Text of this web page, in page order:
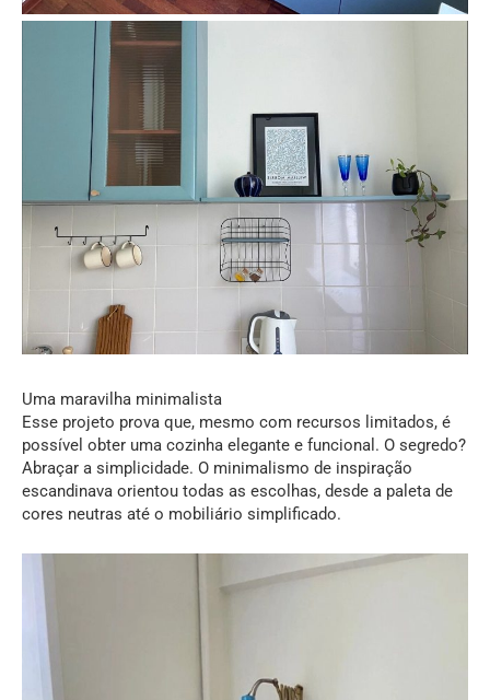
Uma maravilha minimalista
Esse projeto prova que, mesmo com recursos limitados, é
possível obter uma cozinha elegante e funcional. O segredo?
Abraçar a simplicidade. O minimalismo de inspiração
escandinava orientou todas as escolhas, desde a paleta de
cores neutras até o mobiliário simplificado.